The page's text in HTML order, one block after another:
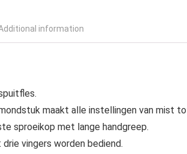
information
maakt alle instellingen van mist
sproeikop met lange handgreep.
vingers worden bediend.